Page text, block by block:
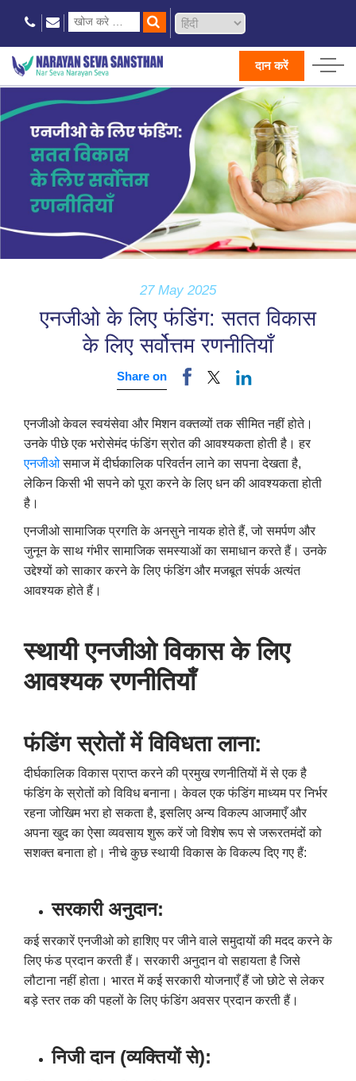
दान करें
27 May 2025
एनजीओ के लिए फंडिंग: सतत विकास
के लिए सर्वोत्तम रणनीतियाँ
Share on
एनजीओ केवल स्वयंसेवा और मिशन वक्तव्यों तक सीमित नहीं होते।
उनके पीछे एक भरोसेमंद फंडिंग स्रोत की आवश्यकता होती है। हर
एनजीओसमाज में दीर्घकालिक परिवर्तन लाने का सपना देखता है,
लेकिन किसी भी सपने को पूरा करने के लिए धन की आवश्यकता होती
है।
एनजीओ सामाजिक प्रगति के अनसुने नायक होते हैं,जो समर्पण और
जुनून के साथ गंभीर सामाजिक समस्याओं का समाधान करते हैं। उनके
उद्देश्यों को साकार करने के लिए फंडिंग और मजबूत संपर्क अत्यंत
आवश्यक होते हैं।
स्थायी एनजीओ विकास के लिए
आवश्यक रणनीतियाँ
फंडिंग स्रोतों में विविधता लाना:
दीर्घकालिक विकास प्राप्त करने की प्रमुख रणनीतियों में से एक है
फंडिंग के स्रोतों को विविध बनाना। केवल एक फंडिंग माध्यम पर निर्भर
रहना जोखिम भरा हो सकता है,इसलिए अन्य विकल्प आजमाएँ और
अपना खुद का ऐसा व्यवसाय शुरू करें जो विशेष रूप से जरूरतमंदों को
सशक्त बनाता हो। नीचे कुछ स्थायी विकास के विकल्प दिए गए हैं:
सरकारी अनुदान:
कई सरकारें एनजीओ को हाशिए पर जीने वाले समुदायों की मदद करने के
लिए फंड प्रदान करती हैं। सरकारी अनुदान वो सहायता है जिसे
लौटाना नहीं होता। भारत में कई सरकारी योजनाएँ हैं जो छोटे से लेकर
बड़े स्तर तक की पहलों के लिए फंडिंग अवसर प्रदान करती हैं।
निजी दान (व्यक्तियों से):